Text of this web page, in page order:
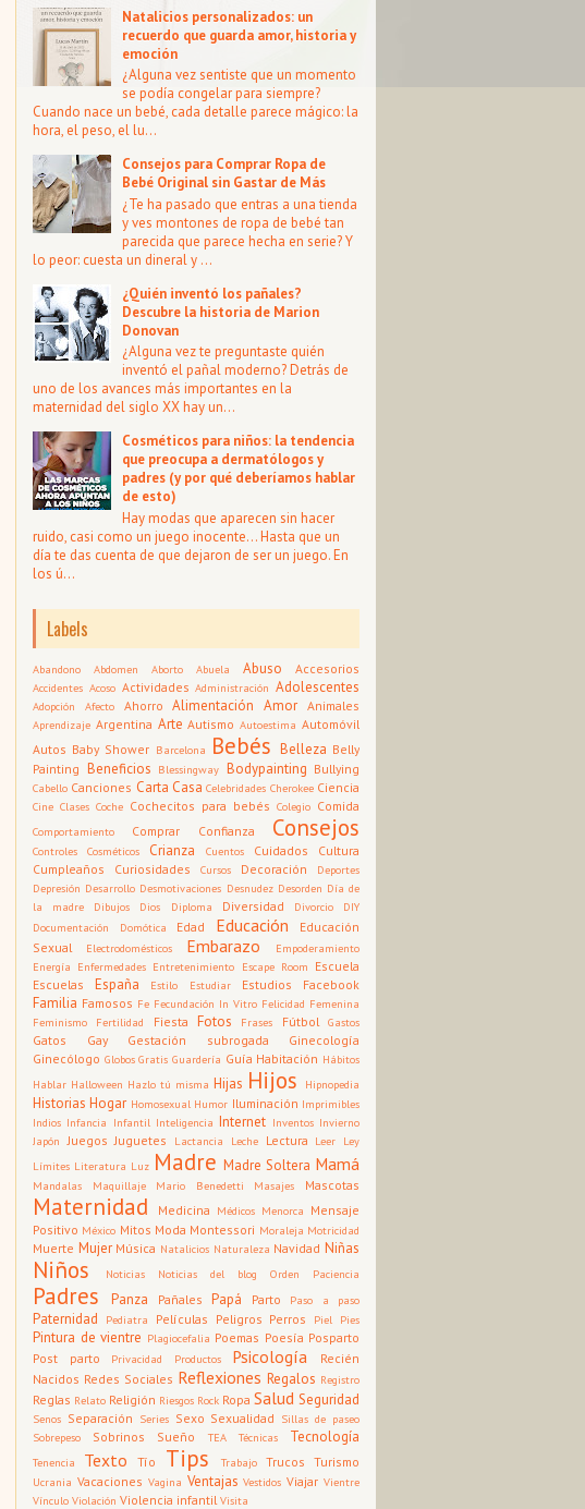
Natalicios personalizados: un
recuerdo que guarda amor, historia y
emoción
¿Alguna vez sentiste que un momento
se podía congelar para siempre?
Cuando nace un bebé, cada detalle parece mágico: la
hora, el peso, el lu...
Consejos para Comprar Ropa de
Bebé Original sin Gastar de Más
¿Te ha pasado que entras a una tienda
y ves montones de ropa de bebé tan
parecida que parece hecha en serie? Y
lo peor: cuesta un dineral y ...
¿Quién inventó los pañales?
Descubre la historia de Marion
Donovan
¿Alguna vez te preguntaste quién
inventó el pañal moderno? Detrás de
uno de los avances más importantes en la
maternidad del siglo XX hay un...
Cosméticos para niños: la tendencia
que preocupa a dermatólogos y
padres (y por qué deberíamos hablar
de esto)
Hay modas que aparecen sin hacer
ruido, casi como un juego inocente… Hasta que un
día te das cuenta de que dejaron de ser un juego. En
los ú...
Labels
Abandono Abdomen Aborto Abuela Abuso Accesorios
Accidentes Acoso Actividades Administración Adolescentes
Adopción Afecto Ahorro Alimentación Amor Animales
Aprendizaje Argentina Arte Autismo Autoestima Automóvil
Autos Baby Shower Barcelona Bebés Belleza Belly
Painting Beneficios Blessingway Bodypainting Bullying
Cabello Canciones Carta Casa Celebridades Cherokee Ciencia
Cine Clases Coche Cochecitos para bebés Colegio Comida
Comportamiento Comprar Confianza Consejos
Controles Cosméticos Crianza Cuentos Cuidados
Cultura
Cumpleaños
Curiosidades Cursos Decoración
Deportes
Depresión Desarrollo Desmotivaciones Desnudez Desorden Día de
la madre
Dibujos Dios Diploma Diversidad Divorcio
DIY
Documentación
Domótica Edad Educación
Educación
Sexual
Electrodomésticos Embarazo
Empoderamiento
Energía Enfermedades Entretenimiento Escape Room Escuela
Escuelas
España Estilo Estudiar Estudios Facebook
Familia Famosos Fe Fecundación In Vitro Felicidad Femenina
Feminismo
Fertilidad Fiesta Fotos Frases Fútbol Gastos
Gatos Gay Gestación subrogada
Ginecología
Ginecólogo Globos Gratis Guardería Guía Habitación Hábitos
Hablar Halloween Hazlo tú misma Hijas Hijos Hipnopedia
Historias Hogar Homosexual Humor Iluminación Imprimibles
Indios Infancia Infantil Inteligencia Internet Inventos Invierno
Japón
Juegos Juguetes Lactancia Leche Lectura Leer Ley
Límites Literatura Luz Madre Madre Soltera Mamá
Mandalas Maquillaje Mario Benedetti Masajes Mascotas
Maternidad Medicina Médicos Menorca Mensaje
Positivo México Mitos Moda Montessori Moraleja Motricidad
Muerte Mujer Música Natalicios Naturaleza Navidad Niñas
Niños Noticias Noticias del blog Orden Paciencia
Padres Panza Pañales Papá Parto Paso a paso
Paternidad Pediatra Películas Peligros Perros Piel Pies
Pintura de vientre Plagiocefalia Poemas Poesía Posparto
Post parto
Privacidad Productos Psicología
Recién
Nacidos Redes Sociales Reflexiones Regalos Registro
Reglas Relato Religión Riesgos Rock Ropa Salud Seguridad
Senos Separación Series Sexo Sexualidad Sillas de paseo
Sobrepeso
Sobrinos Sueño TEA Técnicas Tecnología
Tenencia Texto Tío Tips Trabajo Trucos Turismo
Ucrania Vacaciones Vagina Ventajas Vestidos Viajar Vientre
Vínculo Violación Violencia infantil Visita